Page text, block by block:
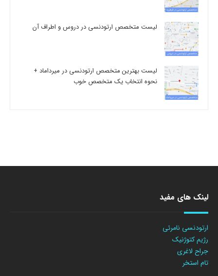
لیست متخصص ارتودنسی در دروس و اطراف آن
لیست بهترین متخصص ارتودنسی در میرداماد +
نحوه انتخاب یک متخصص خوب
لینک های مفید
ارتودنسی نامرئی
رژیم کتوژنیک
جراح لاغری
تام استخر